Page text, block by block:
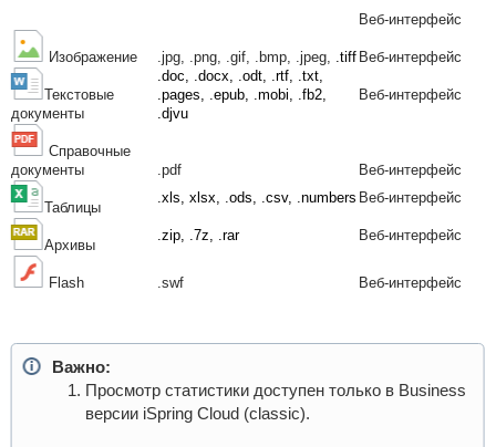
Веб-интерфейс
Изображение .jpg, .png, .gif, .bmp, .jpeg, .tiff Веб-интерфейс
Текстовые
документы
.doc, .docx, .odt, .rtf, .txt,
.pages, .epub, .mobi, .fb2,
.djvu
Веб-интерфейс
Справочные
документы
.pdf Веб-интерфейс
Таблицы
.xls, xlsx, .ods, .csv, .numbers Веб-интерфейс
Архивы
.zip, .7z, .rar Веб-интерфейс
Flash .swf Веб-интерфейс
Важно:
Просмотр статистики доступен только в Business
версии iSpring Cloud (classic).